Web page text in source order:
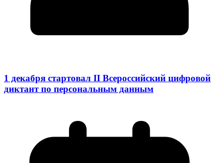
1 декабря стартовал II Всероссийский цифровой
диктант по персональным данным